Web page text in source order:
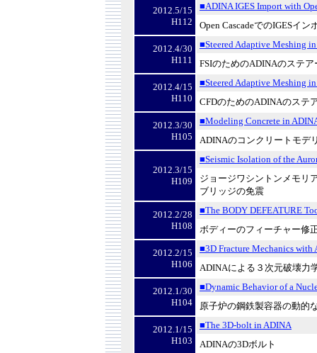
2012.5/15
H112
■ADINA IGES Import with
Open CascadeでのIGESイン
2012.4/30
H111
■Steered Adaptive Meshing
FSIのためのADINAのステア
2012.4/15
H110
■Steered Adaptive Meshing
CFDのためのADINAのステ
2012.3/30
H105
■Modeling Concrete in
ADINAのコンクリートモデ
2012.3/15
H109
■Seismic Isolation of the
ジョージワシントンメモリ
ブリッジの免震
2012.2/28
H108
■The BODY DEFEATURE
ボディーのフィーチャー修
2012.2/15
H106
■3D Fracture Mechanics with
ADINAによる３次元破壊力
2012.1/30
H104
■Dynamic Behavior of a
原子炉の鋼鉄製容器の動的
2012.1/15
H103
■The 3D-bolt in ADINA
ADINAの3Dボルト